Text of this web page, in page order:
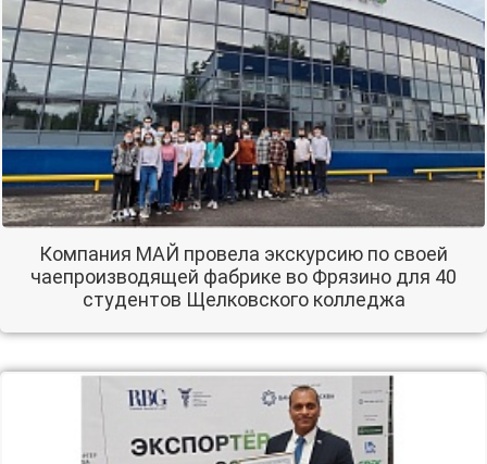
Компания МАЙ провела экскурсию по своей
чаепроизводящей фабрике во Фрязино для 40
студентов Щелковского колледжа